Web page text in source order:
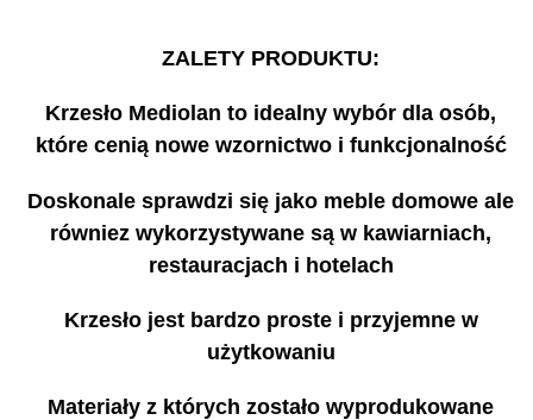
ZALETY PRODUKTU:
Krzesło Mediolan to idealny wybór dla osób,
które cenią nowe wzornictwo i funkcjonalność
Doskonale sprawdzi się jako meble domowe ale
równiez wykorzystywane są w kawiarniach,
restauracjach i hotelach
Krzesło jest bardzo proste i przyjemne w
użytkowaniu
Materiały z których zostało wyprodukowane